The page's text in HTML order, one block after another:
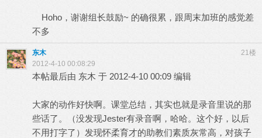
Hoho，谢谢组长鼓励~ 的确很累，跟周末加班的感觉差
不多
21楼
东木
2012-4-10 00:08:29
本帖最后由 东木 于 2012-4-10 00:09 编辑
大家的动作好快啊。课堂总结，其实也就是录音里说的那
些话了。（没发现Jester有录音啊，哈哈。这个好，以后
不用打字了）发现怀柔育才的助教们素质灰常高，对孩子